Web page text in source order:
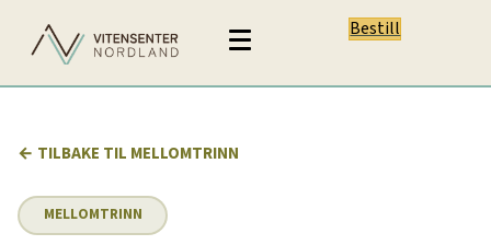
Bestill
← TILBAKE TIL MELLOMTRINN
MELLOMTRINN